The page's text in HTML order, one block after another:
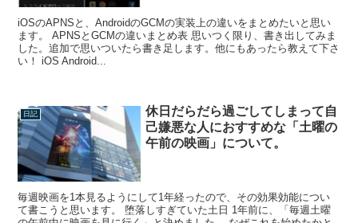
iOSのAPNSと、AndroidのGCMの実装上の違いをまとめたいと思い
ます。 APNSとGCMの違いまとめ表 思いつく限り、書き出してみま
した。追加で思いついたら書き足します。他にもあったら教えて下さ
い！ iOS Android...
日記
休日だらだら過ごしてしまって自
己嫌悪な人におすすめな「土曜の
午前の映画」について。
毎週映画を1本見るようにして1年経ったので、その効果効能につい
て書こうと思います。 堕落しすぎていた土日 1年前に、「毎週土曜